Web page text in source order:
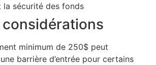
la sécurité des fonds
minimum de 250$ peut
barrière d’entrée pour certains